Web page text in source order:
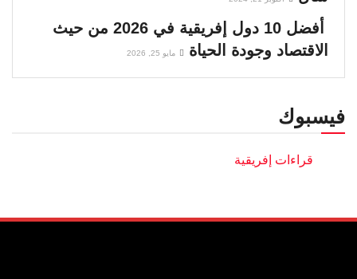
أفضل 10 دول إفريقية في 2026 من حيث
الاقتصاد وجودة الحياة
مايو 25, 2026
فيسبوك